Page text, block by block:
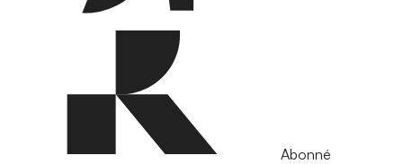
Abonné